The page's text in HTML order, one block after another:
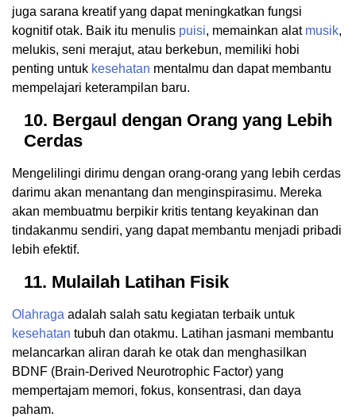
juga sarana kreatif yang dapat meningkatkan fungsi
kognitif otak. Baik itu menulis puisi, memainkan alat musik,
melukis, seni merajut, atau berkebun, memiliki hobi
penting untuk kesehatan mentalmu dan dapat membantu
mempelajari keterampilan baru.
10. Bergaul dengan Orang yang Lebih
Cerdas
Mengelilingi dirimu dengan orang-orang yang lebih cerdas
darimu akan menantang dan menginspirasimu. Mereka
akan membuatmu berpikir kritis tentang keyakinan dan
tindakanmu sendiri, yang dapat membantu menjadi pribadi
lebih efektif.
11. Mulailah Latihan Fisik
Olahraga adalah salah satu kegiatan terbaik untuk
kesehatan tubuh dan otakmu. Latihan jasmani membantu
melancarkan aliran darah ke otak dan menghasilkan
BDNF (Brain-Derived Neurotrophic Factor) yang
mempertajam memori, fokus, konsentrasi, dan daya
paham.